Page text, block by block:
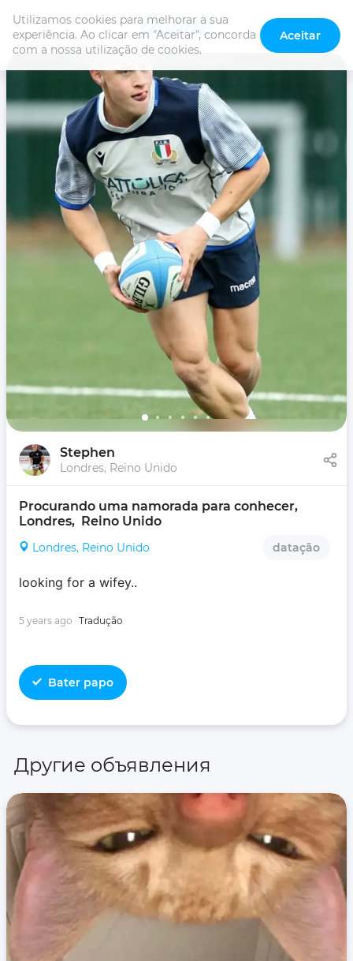
Utilizamos cookies para melhorar a sua
experiência. Ao clicar em "Aceitar", concorda
com a nossa utilização de cookies.
Aceitar
Stephen
Londres, Reino Unido
Procurando uma namorada para conhecer,
Londres,  Reino Unido
Londres, Reino Unido datação
looking for a wifey..
5 years ago Tradução
Bater papo
Другие объявления